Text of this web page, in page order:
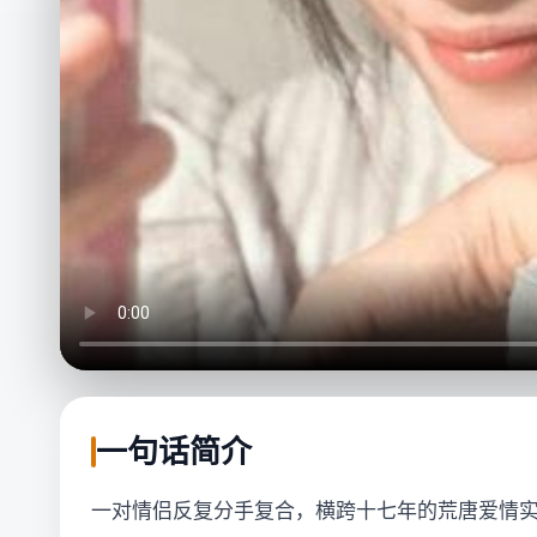
一句话简介
一对情侣反复分手复合，横跨十七年的荒唐爱情